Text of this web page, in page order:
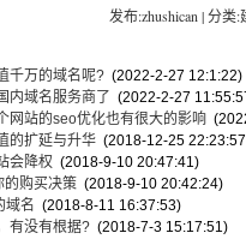
发布:zhushican | 分类
千万的域名呢? (2022-2-27 12:1:22)
内域名服务商了 (2022-2-27
网站的seo优化也有很大的影响
的扩延与升华 (2018-12-25
会降权 (2018-9-10 20:47:41)
的购买决策 (2018-9-10 20:42:24)
域名 (2018-8-11 16:37:53)
有没有根据? (2018-7-3 15:17:51)